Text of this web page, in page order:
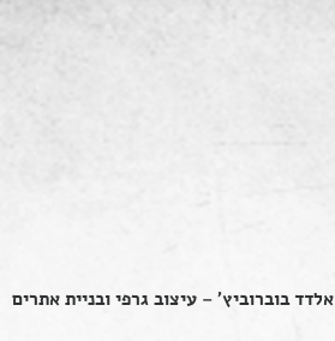
אלדד בוברוביץ' – עיצוב גרפי ובניית אתרים